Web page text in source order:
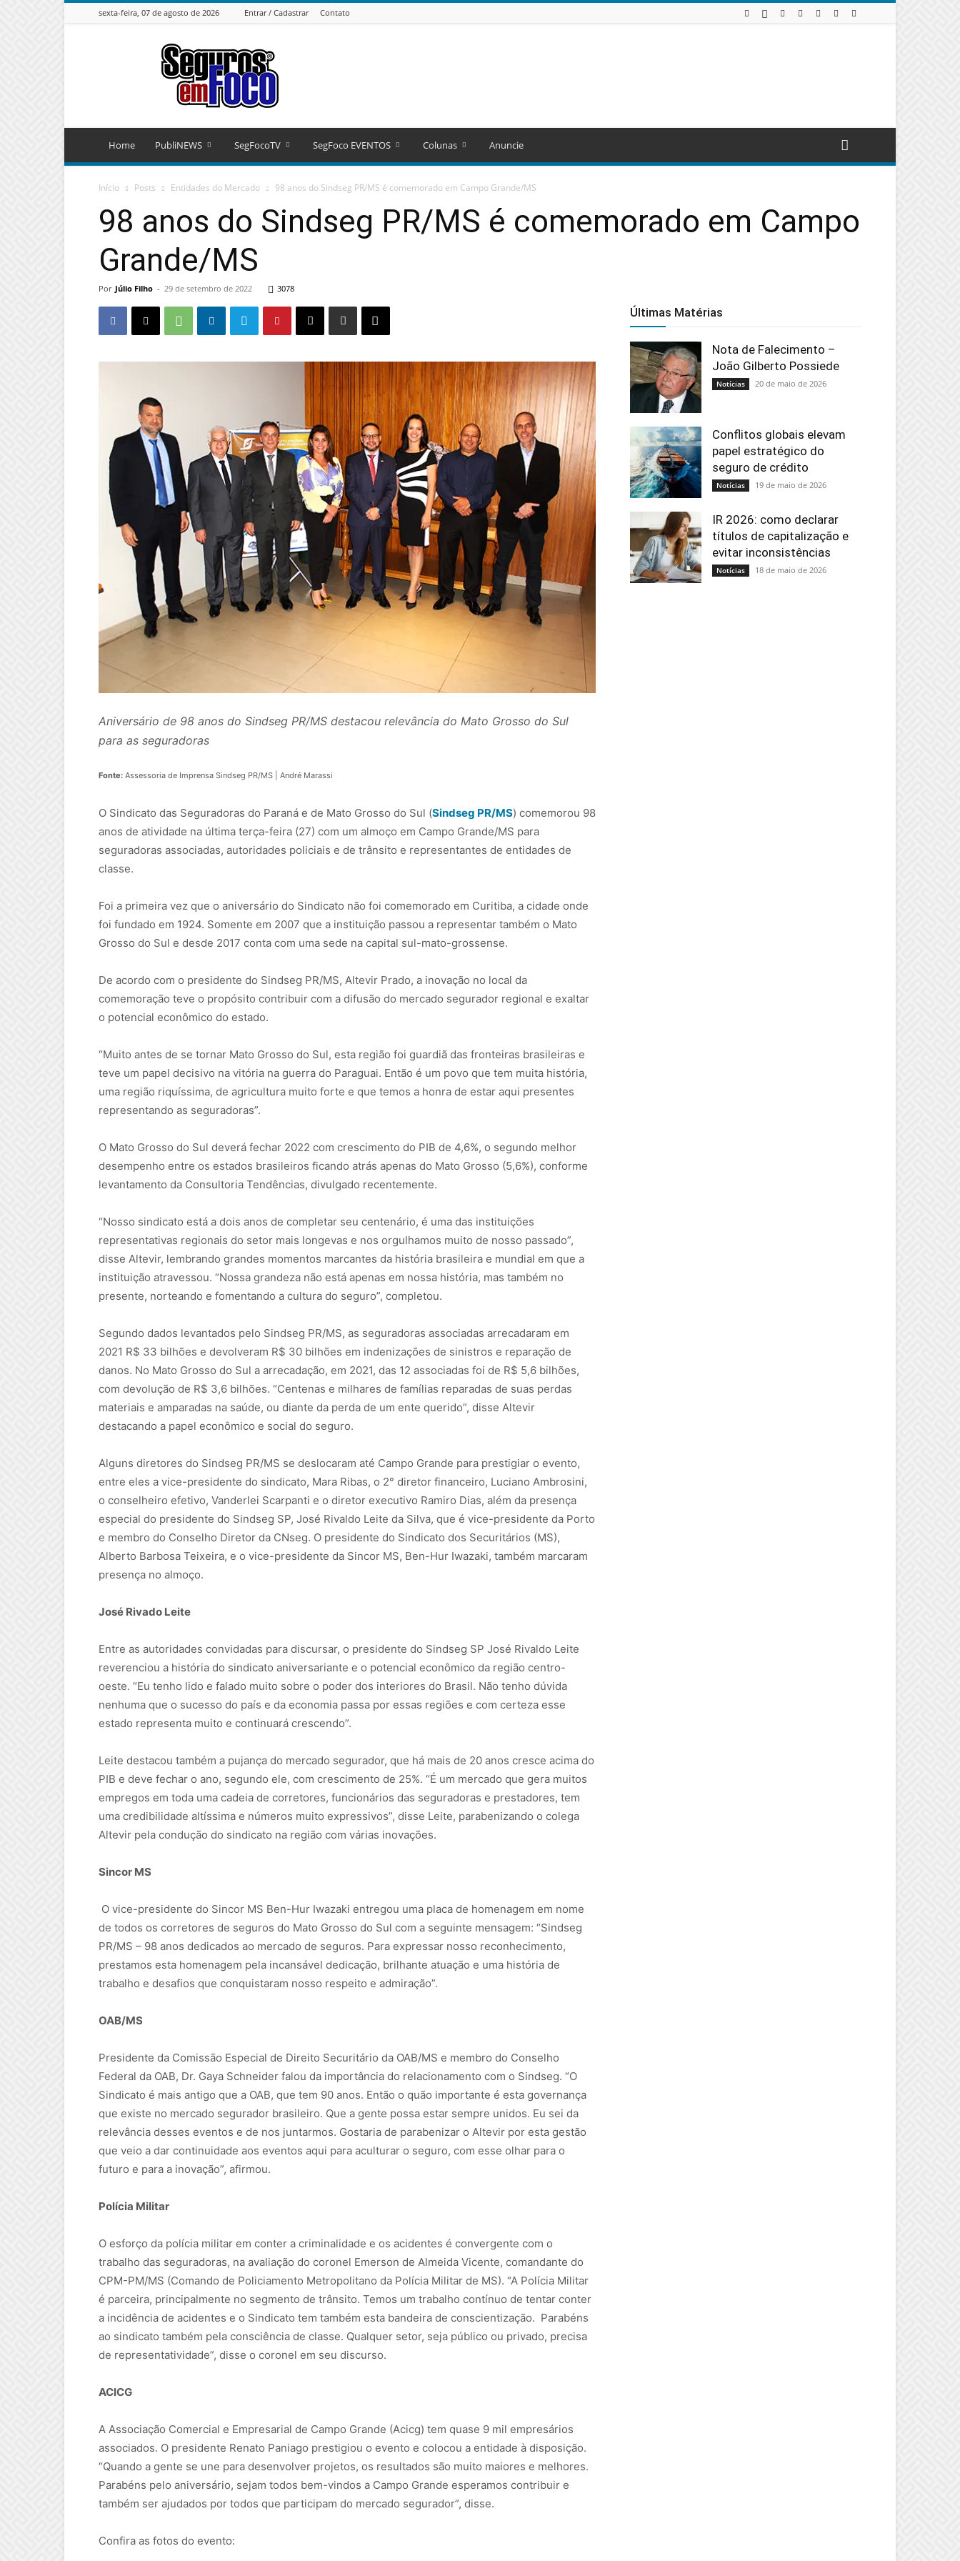
sexta-feira, 07 de agosto de 2026 Entrar / Cadastrar Contato
Seguros
em
Foco
Home PubliNEWS SegFocoTV SegFoco EVENTOS Colunas Anuncie
Início Posts Entidades do Mercado 98 anos do Sindseg PR/MS é comemorado em Campo Grande/MS
98 anos do Sindseg PR/MS é comemorado em Campo
Grande/MS
Por Júlio Filho - 29 de setembro de 2022 3078
Aniversário de 98 anos do Sindseg PR/MS destacou relevância do Mato Grosso do Sul
para as seguradoras
Fonte: Assessoria de Imprensa Sindseg PR/MS | André Marassi
O Sindicato das Seguradoras do Paraná e de Mato Grosso do Sul (Sindseg PR/MS) comemorou 98
anos de atividade na última terça-feira (27) com um almoço em Campo Grande/MS para
seguradoras associadas, autoridades policiais e de trânsito e representantes de entidades de
classe.
Foi a primeira vez que o aniversário do Sindicato não foi comemorado em Curitiba, a cidade onde
foi fundado em 1924. Somente em 2007 que a instituição passou a representar também o Mato
Grosso do Sul e desde 2017 conta com uma sede na capital sul-mato-grossense.
De acordo com o presidente do Sindseg PR/MS, Altevir Prado, a inovação no local da
comemoração teve o propósito contribuir com a difusão do mercado segurador regional e exaltar
o potencial econômico do estado.
“Muito antes de se tornar Mato Grosso do Sul, esta região foi guardiã das fronteiras brasileiras e
teve um papel decisivo na vitória na guerra do Paraguai. Então é um povo que tem muita história,
uma região riquíssima, de agricultura muito forte e que temos a honra de estar aqui presentes
representando as seguradoras”.
O Mato Grosso do Sul deverá fechar 2022 com crescimento do PIB de 4,6%, o segundo melhor
desempenho entre os estados brasileiros ficando atrás apenas do Mato Grosso (5,6%), conforme
levantamento da Consultoria Tendências, divulgado recentemente.
“Nosso sindicato está a dois anos de completar seu centenário, é uma das instituições
representativas regionais do setor mais longevas e nos orgulhamos muito de nosso passado”,
disse Altevir, lembrando grandes momentos marcantes da história brasileira e mundial em que a
instituição atravessou. “Nossa grandeza não está apenas em nossa história, mas também no
presente, norteando e fomentando a cultura do seguro”, completou.
Segundo dados levantados pelo Sindseg PR/MS, as seguradoras associadas arrecadaram em
2021 R$ 33 bilhões e devolveram R$ 30 bilhões em indenizações de sinistros e reparação de
danos. No Mato Grosso do Sul a arrecadação, em 2021, das 12 associadas foi de R$ 5,6 bilhões,
com devolução de R$ 3,6 bilhões. “Centenas e milhares de famílias reparadas de suas perdas
materiais e amparadas na saúde, ou diante da perda de um ente querido”, disse Altevir
destacando a papel econômico e social do seguro.
Alguns diretores do Sindseg PR/MS se deslocaram até Campo Grande para prestigiar o evento,
entre eles a vice-presidente do sindicato, Mara Ribas, o 2° diretor financeiro, Luciano Ambrosini,
o conselheiro efetivo, Vanderlei Scarpanti e o diretor executivo Ramiro Dias, além da presença
especial do presidente do Sindseg SP, José Rivaldo Leite da Silva, que é vice-presidente da Porto
e membro do Conselho Diretor da CNseg. O presidente do Sindicato dos Securitários (MS),
Alberto Barbosa Teixeira, e o vice-presidente da Sincor MS, Ben-Hur Iwazaki, também marcaram
presença no almoço.
José Rivado Leite
Entre as autoridades convidadas para discursar, o presidente do Sindseg SP José Rivaldo Leite
reverenciou a história do sindicato aniversariante e o potencial econômico da região centro-
oeste. “Eu tenho lido e falado muito sobre o poder dos interiores do Brasil. Não tenho dúvida
nenhuma que o sucesso do país e da economia passa por essas regiões e com certeza esse
estado representa muito e continuará crescendo”.
Leite destacou também a pujança do mercado segurador, que há mais de 20 anos cresce acima do
PIB e deve fechar o ano, segundo ele, com crescimento de 25%. “É um mercado que gera muitos
empregos em toda uma cadeia de corretores, funcionários das seguradoras e prestadores, tem
uma credibilidade altíssima e números muito expressivos”, disse Leite, parabenizando o colega
Altevir pela condução do sindicato na região com várias inovações.
Sincor MS
O vice-presidente do Sincor MS Ben-Hur Iwazaki entregou uma placa de homenagem em nome
de todos os corretores de seguros do Mato Grosso do Sul com a seguinte mensagem: “Sindseg
PR/MS – 98 anos dedicados ao mercado de seguros. Para expressar nosso reconhecimento,
prestamos esta homenagem pela incansável dedicação, brilhante atuação e uma história de
trabalho e desafios que conquistaram nosso respeito e admiração”.
OAB/MS
Presidente da Comissão Especial de Direito Securitário da OAB/MS e membro do Conselho
Federal da OAB, Dr. Gaya Schneider falou da importância do relacionamento com o Sindseg. “O
Sindicato é mais antigo que a OAB, que tem 90 anos. Então o quão importante é esta governança
que existe no mercado segurador brasileiro. Que a gente possa estar sempre unidos. Eu sei da
relevância desses eventos e de nos juntarmos. Gostaria de parabenizar o Altevir por esta gestão
que veio a dar continuidade aos eventos aqui para aculturar o seguro, com esse olhar para o
futuro e para a inovação”, afirmou.
Polícia Militar
O esforço da polícia militar em conter a criminalidade e os acidentes é convergente com o
trabalho das seguradoras, na avaliação do coronel Emerson de Almeida Vicente, comandante do
CPM-PM/MS (Comando de Policiamento Metropolitano da Polícia Militar de MS). “A Polícia Militar
é parceira, principalmente no segmento de trânsito. Temos um trabalho contínuo de tentar conter
a incidência de acidentes e o Sindicato tem também esta bandeira de conscientização. Parabéns
ao sindicato também pela consciência de classe. Qualquer setor, seja público ou privado, precisa
de representatividade”, disse o coronel em seu discurso.
ACICG
A Associação Comercial e Empresarial de Campo Grande (Acicg) tem quase 9 mil empresários
associados. O presidente Renato Paniago prestigiou o evento e colocou a entidade à disposição.
“Quando a gente se une para desenvolver projetos, os resultados são muito maiores e melhores.
Parabéns pelo aniversário, sejam todos bem-vindos a Campo Grande esperamos contribuir e
também ser ajudados por todos que participam do mercado segurador”, disse.
Confira as fotos do evento:
Últimas Matérias
Nota de Falecimento –
João Gilberto Possiede
Notícias 20 de maio de 2026
Conflitos globais elevam
papel estratégico do
seguro de crédito
Notícias 19 de maio de 2026
IR 2026: como declarar
títulos de capitalização e
evitar inconsistências
Notícias 18 de maio de 2026